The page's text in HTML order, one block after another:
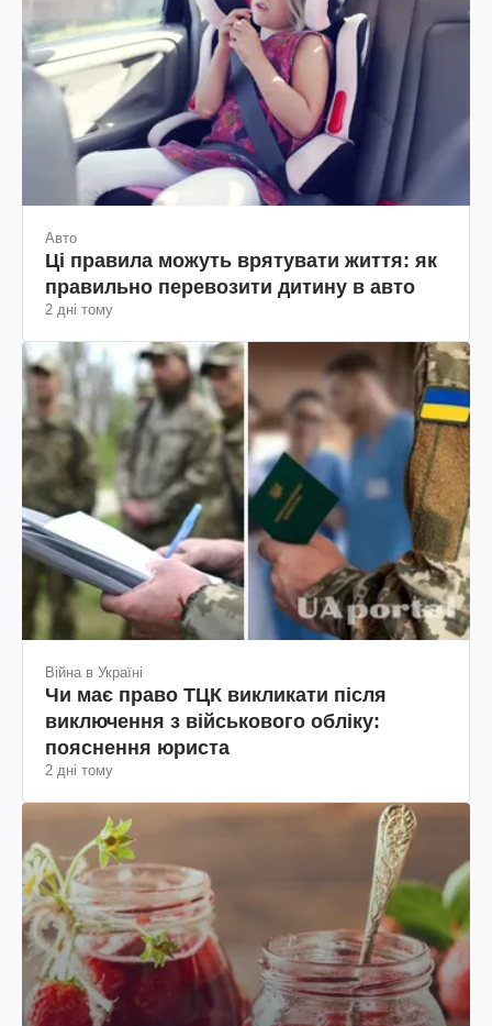
Авто
Ці правила можуть врятувати життя: як
правильно перевозити дитину в авто
2 дні тому
Війна в Україні
Чи має право ТЦК викликати після
виключення з військового обліку:
пояснення юриста
2 дні тому